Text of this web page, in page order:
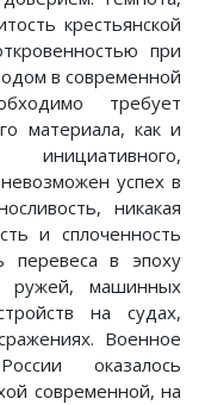
крестьянской
при
в современной
требует
материала, как и
успех в
никакая
и сплоченность
перевеса в эпоху
ружей, машинных
на судах,
Военное
оказалось
современной, на